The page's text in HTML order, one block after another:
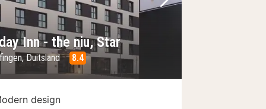
foto
Volgende foto
Inn - the niu, Star
Duitsland 8.4
design